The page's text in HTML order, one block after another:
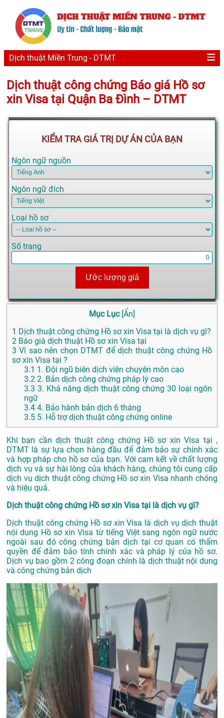
Dịch thuật Miền Trung - DTMT
Dịch thuật công chứng Báo giá Hồ sơ
xin Visa tại Quận Ba Đình – DTMT
KIỂM TRA GIÁ TRỊ DỰ ÁN CỦA BẠN
Ngôn ngữ nguồn
Ngôn ngữ đích
Loại hồ sơ
Số trang
Ước lượng giá
Mục Lục [Ẩn]
1 Dịch thuật công chứng Hồ sơ xin Visa tại là dịch vụ gì?
2 Báo giá dịch thuật Hồ sơ xin Visa tại
3 Vì sao nên chọn DTMT để dịch thuật công chứng Hồ
sơ xin Visa tại ?
3.1 1. Đội ngũ biên dịch viên chuyên môn cao
3.2 2. Bản dịch công chứng pháp lý cao
3.3 3. Khả năng dịch thuật công chứng 30 loại ngôn
ngữ
3.4 4. Bảo hành bản dịch 6 tháng
3.5 5. Hỗ trợ dịch thuật công chứng online
Khi bạn cần dịch thuật công chứng Hồ sơ xin Visa tại ,
DTMT là sự lựa chọn hàng đầu để đảm bảo sự chính xác
và hợp pháp cho hồ sơ của bạn. Với cam kết về chất lượng
dịch vụ và sự hài lòng của khách hàng, chúng tôi cung cấp
dịch vụ dịch thuật công chứng Hồ sơ xin Visa nhanh chóng
và hiệu quả.
Dịch thuật công chứng Hồ sơ xin Visa tại là dịch vụ gì?
Dịch thuật công chứng Hồ sơ xin Visa là dịch vụ dịch thuật
nội dung Hồ sơ xin Visa từ tiếng Việt sang ngôn ngữ nước
ngoài sau đó công chứng bản dịch tại cơ quan có thẩm
quyền để đảm bảo tính chính xác và pháp lý của hồ sơ.
Dịch vụ bao gồm 2 công đoạn chính là dịch thuật nội dung
và công chứng bản dịch